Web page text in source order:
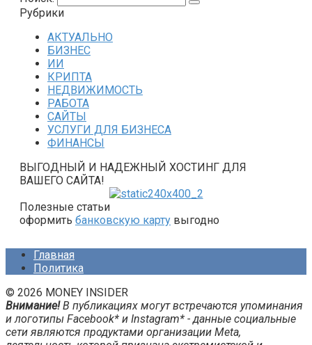
Рубрики
АКТУАЛЬНО
БИЗНЕС
ИИ
КРИПТА
НЕДВИЖИМОСТЬ
РАБОТА
САЙТЫ
УСЛУГИ ДЛЯ БИЗНЕСА
ФИНАНСЫ
ВЫГОДНЫЙ И НАДЕЖНЫЙ ХОСТИНГ ДЛЯ
ВАШЕГО САЙТА!
Полезные статьи
оформить банковскую карту выгодно
Главная
Политика
© 2026 MONEY INSIDER
Внимание!В публикациях могут встречаются упоминания
и логотипы Facebook* и Instagram* - данные социальные
сети являются продуктами организации Meta,